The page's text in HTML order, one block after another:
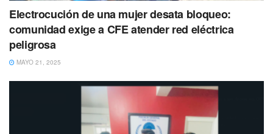
Electrocución de una mujer desata bloqueo:
comunidad exige a CFE atender red eléctrica
peligrosa
MAYO 21, 2025